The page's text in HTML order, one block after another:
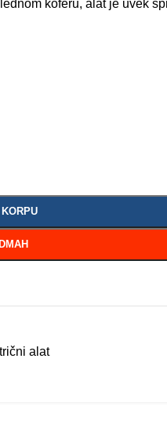
koferu, alat je uvek
alat